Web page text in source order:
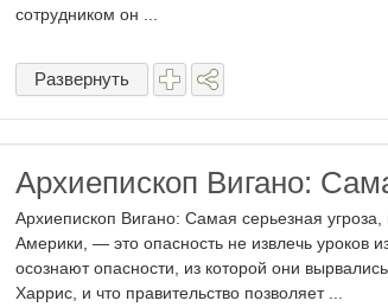
сотрудником он ...
Развернуть
Архиепископ Вигано:
Архиепископ Вигано: Самая серьезная
Америки, — это опасность не извлечь уроков
осознают опасности, из которой они
Харрис, и что правительство позволяет ...